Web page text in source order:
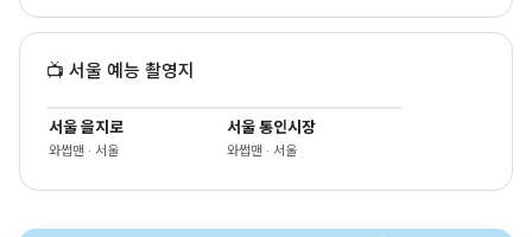
📺 서울 예능 촬영지
서울 을지로
와썹맨 · 서울
서울 통인시장
와썹맨 · 서울